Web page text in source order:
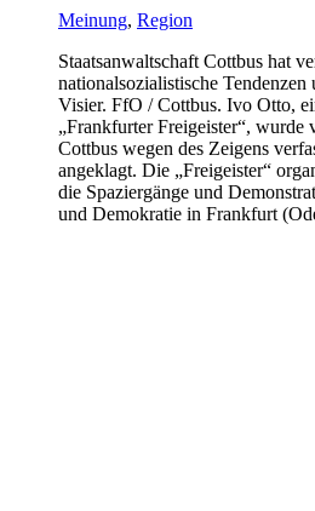
Meinung, Region
Staatsanwaltschaft Cottbus hat
nationalsozialistische
Visier. FfO / Cottbus. Ivo Otto,
„Frankfurter Freigeister“, wurde
Cottbus wegen des Zeigens
angeklagt. Die „Freigeister“
die Spaziergänge und
und Demokratie in Frankfurt